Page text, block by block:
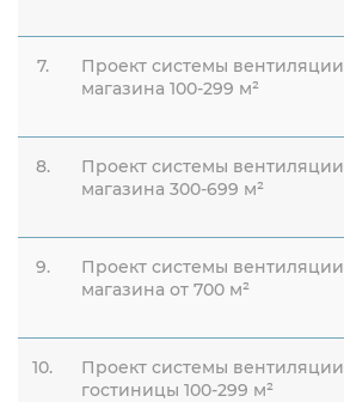
7.
Проект системы вентиляции
магазина 100-299 м²
8.
Проект системы вентиляции
магазина 300-699 м²
9.
Проект системы вентиляции
магазина от 700 м²
10.
Проект системы вентиляции
гостиницы 100-299 м²